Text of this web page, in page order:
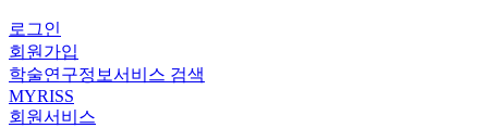
로그인
회원가입
학술연구정보서비스 검색
MYRISS
회원서비스